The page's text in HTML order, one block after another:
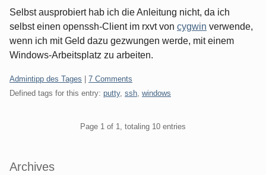
Selbst ausprobiert hab ich die Anleitung nicht, da ich
selbst einen openssh-Client im rxvt von cygwin verwende,
wenn ich mit Geld dazu gezwungen werde, mit einem
Windows-Arbeitsplatz zu arbeiten.
Categories:
Admintipp des Tages
7 Comments
Defined tags for this entry: putty, ssh, windows
Page 1 of 1, totaling 10 entries
Sidebar
Archives